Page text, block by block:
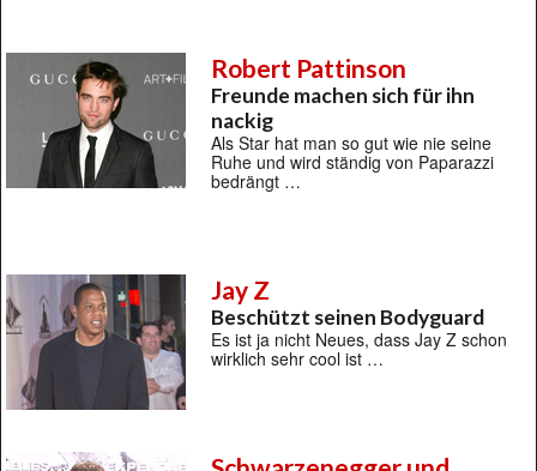
Robert Pattinson
Freunde machen sich für ihn
nackig
Als Star hat man so gut wie nie seine
Ruhe und wird ständig von Paparazzi
bedrängt …
Jay Z
Beschützt seinen Bodyguard
Es ist ja nicht Neues, dass Jay Z schon
wirklich sehr cool ist …